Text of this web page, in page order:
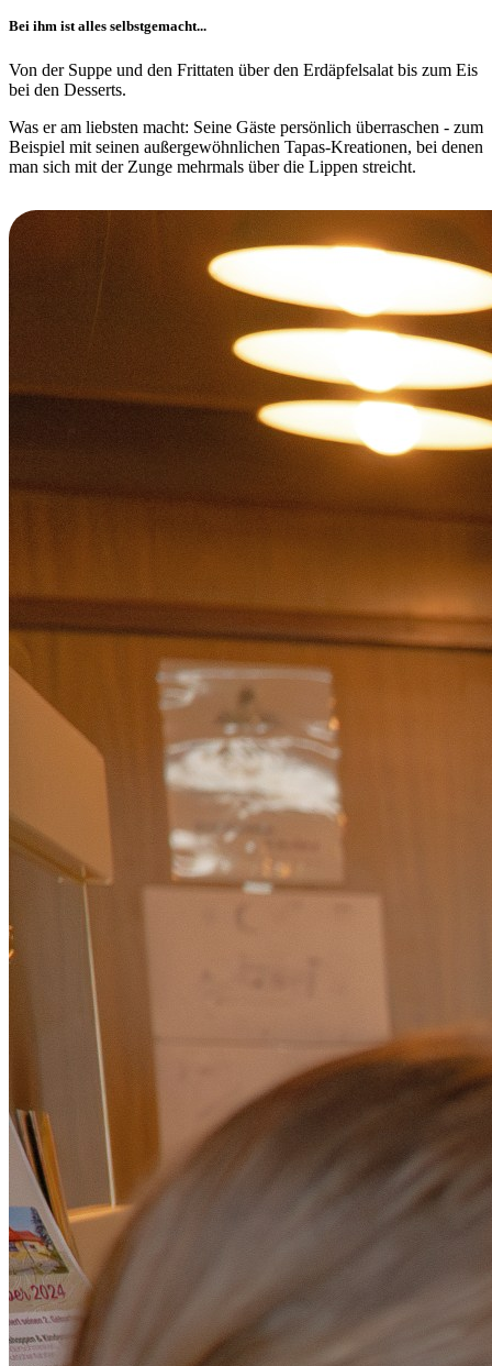
Bei ihm ist alles selbstgemacht...
Von der Suppe und den Frittaten über den Erdäpfelsalat bis zum Eis
bei den Desserts.
Was er am liebsten macht: Seine Gäste persönlich überraschen - zum
Beispiel mit seinen außergewöhnlichen Tapas-Kreationen, bei denen
man sich mit der Zunge mehrmals über die Lippen streicht.